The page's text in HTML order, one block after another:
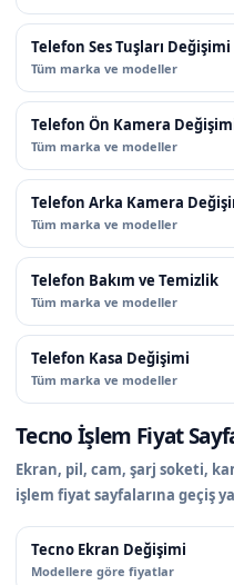
Telefon Ses Tuşları Değişimi
Tüm marka ve modeller
Telefon Ön Kamera
Tüm marka ve modeller
Telefon Arka Kamera
Tüm marka ve modeller
Telefon Bakım ve Temizlik
Tüm marka ve modeller
Telefon Kasa Değişimi
Tüm marka ve modeller
Tecno İşlem Fiyat
Ekran, pil, cam, şarj soketi,
işlem fiyat sayfalarına geçiş
Tecno Ekran Değişimi
Modellere göre fiyatlar